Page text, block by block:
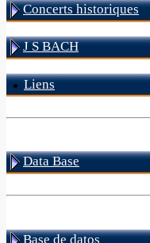
Concerts historiques
J S BACH
Liens
Data Base
Base de datos